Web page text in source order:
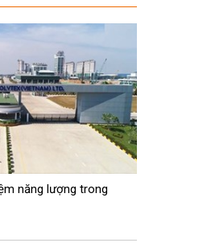
năng lượng trong